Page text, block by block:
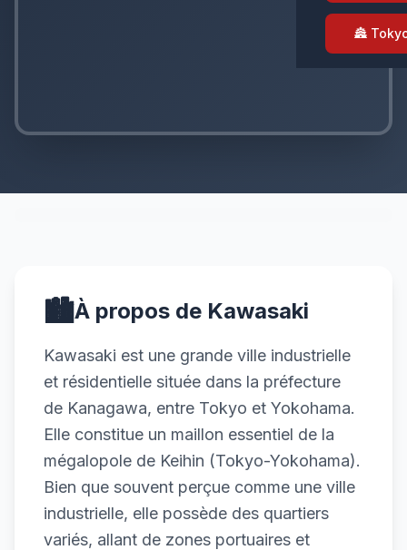
🏯
🏙️À propos de Kawasaki
Kawasaki est une grande ville industrielle
et résidentielle située dans la préfecture
de Kanagawa, entre Tokyo et Yokohama.
Elle constitue un maillon essentiel de la
mégalopole de Keihin (Tokyo-Yokohama).
Bien que souvent perçue comme une ville
industrielle, elle possède des quartiers
variés, allant de zones portuaires et